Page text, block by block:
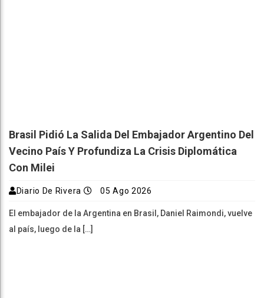
Brasil Pidió La Salida Del Embajador Argentino Del
Vecino País Y Profundiza La Crisis Diplomática
Con Milei
Diario De Rivera 05 Ago 2026
El embajador de la Argentina en Brasil, Daniel Raimondi, vuelve
al país, luego de la […]